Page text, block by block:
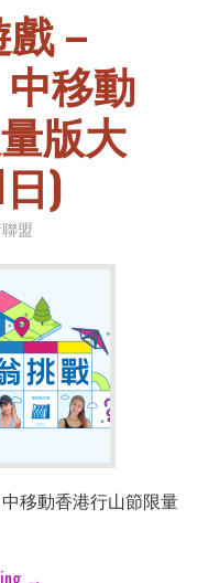
–
中移動
版大
)
盟
中移動香港行山節限量